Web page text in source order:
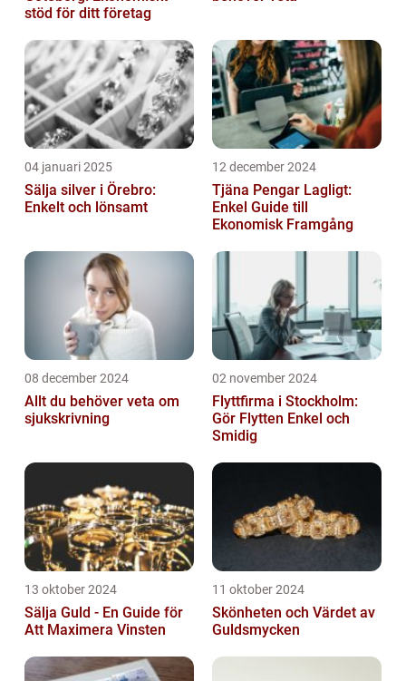
stöd för ditt företag
04 januari 2025
Sälja silver i Örebro:
Enkelt och lönsamt
12 december 2024
Tjäna Pengar Lagligt:
Enkel Guide till
Ekonomisk Framgång
08 december 2024
Allt du behöver veta om
sjukskrivning
02 november 2024
Flyttfirma i Stockholm:
Gör Flytten Enkel och
Smidig
13 oktober 2024
Sälja Guld - En Guide för
Att Maximera Vinsten
11 oktober 2024
Skönheten och Värdet av
Guldsmycken